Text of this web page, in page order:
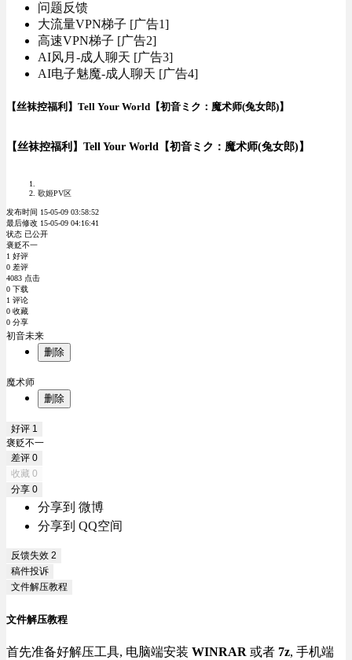
问题反馈
大流量VPN梯子 [广告1]
高速VPN梯子 [广告2]
AI风月-成人聊天 [广告3]
AI电子魅魔-成人聊天 [广告4]
【丝袜控福利】Tell Your World【初音ミク：魔术师(兔女郎)】
【丝袜控福利】Tell Your World【初音ミク：魔术师(兔女郎)】
歌姬PV区
发布时间 15-05-09 03:58:52
最后修改 15-05-09 04:16:41
状态 已公开
褒贬不一
1 好评
0 差评
4083 点击
0 下载
1 评论
0 收藏
0 分享
初音未来
删除
魔术师
删除
好评 1
褒贬不一
差评 0
收藏 0
分享 0
分享到 微博
分享到 QQ空间
反馈失效 2
稿件投诉
文件解压教程
文件解压教程
首先准备好解压工具, 电脑端安装 WINRAR 或者 7z, 手机端